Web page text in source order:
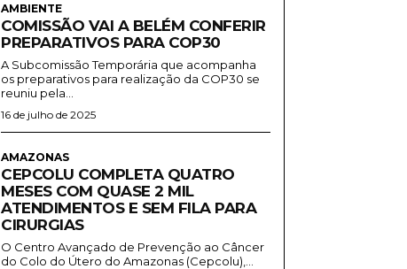
AMBIENTE
COMISSÃO VAI A BELÉM CONFERIR
PREPARATIVOS PARA COP30
A Subcomissão Temporária que acompanha
os preparativos para realização da COP30 se
reuniu pela...
16 de julho de 2025
AMAZONAS
CEPCOLU COMPLETA QUATRO
MESES COM QUASE 2 MIL
ATENDIMENTOS E SEM FILA PARA
CIRURGIAS
O Centro Avançado de Prevenção ao Câncer
do Colo do Útero do Amazonas (Cepcolu),...